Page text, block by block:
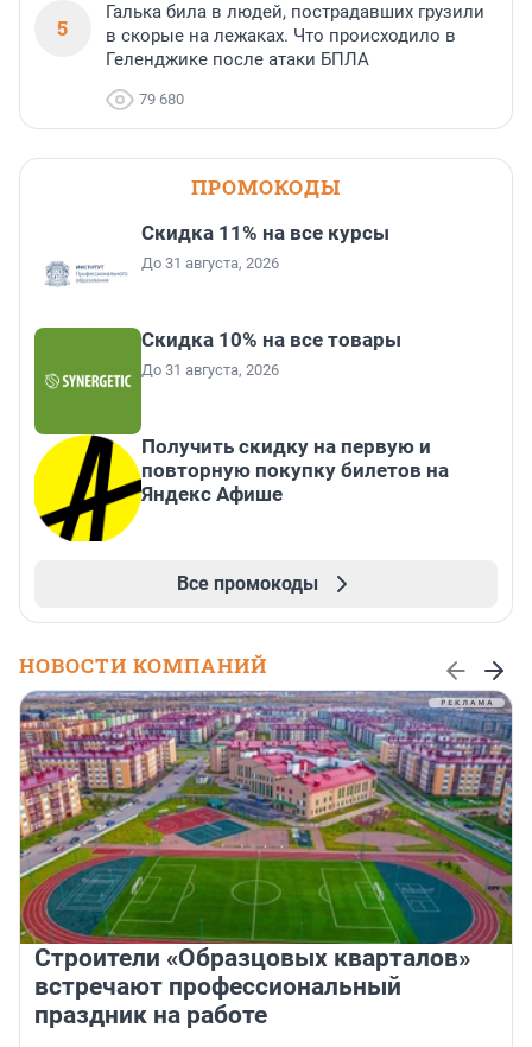
5
Галька била в людей, пострадавших грузили
в скорые на лежаках. Что происходило в
Геленджике после атаки БПЛА
79 680
ПРОМОКОДЫ
Скидка 11% на все курсы
До 31 августа, 2026
Скидка 10% на все товары
До 31 августа, 2026
Получить скидку на первую и
повторную покупку билетов на
Яндекс Афише
Все промокоды
НОВОСТИ КОМПАНИЙ
Строители «Образцовых кварталов»
встречают профессиональный
праздник на работе